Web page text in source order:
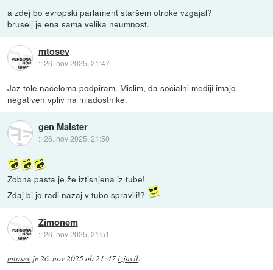
a zdej bo evropski parlament staršem otroke vzgajal?
bruselj je ena sama velika neumnost.
mtosev
::26. nov 2025, 21:47
Jaz tole načeloma podpiram. Mislim, da socialni mediji imajo
negativen vpliv na mladostnike.
gen Maister
::26. nov 2025, 21:50
Zobna pasta je že iztisnjena iz tube!
Zdaj bi jo radi nazaj v tubo spravili!?
Zimonem
::26. nov 2025, 21:51
mtosev je26. nov 2025 ob 21:47izjavil: